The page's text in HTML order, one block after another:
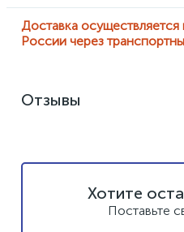
Доставка
России через
Отзывы
Хотите
Поставьте